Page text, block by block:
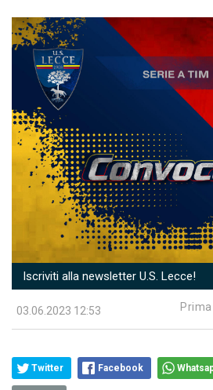
Iscriviti alla newsletter U.S. Lecce!
03.06.2023 12:53
Twitter Facebook